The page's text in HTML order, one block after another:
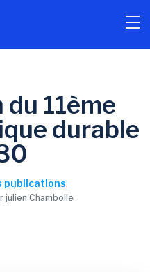
11ème
durable
publications
julien Chambolle